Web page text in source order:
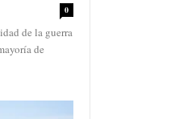
0
de la guerra
de